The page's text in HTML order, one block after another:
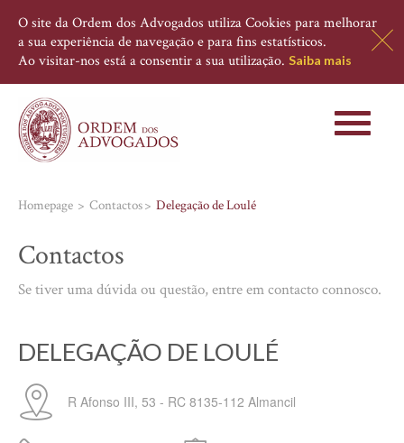
O site da Ordem dos Advogados utiliza Cookies para melhorar
a sua experiência de navegação e para fins estatísticos.
Ao visitar-nos está a consentir a sua utilização. Saiba mais
Toggle
Homepage Contactos Delegação de Loulé
Contactos
Se tiver uma dúvida ou questão, entre em contacto connosco.
DELEGAÇÃO DE LOULÉ
R Afonso III, 53 - RC 8135-112 Almancil